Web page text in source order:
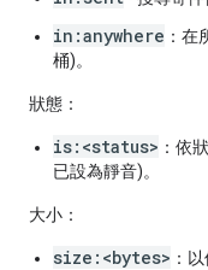
in:anywhere ：
桶)。
狀態：
is:<status> ：依
已設為靜音)。
大小：
size:<bytes> ：